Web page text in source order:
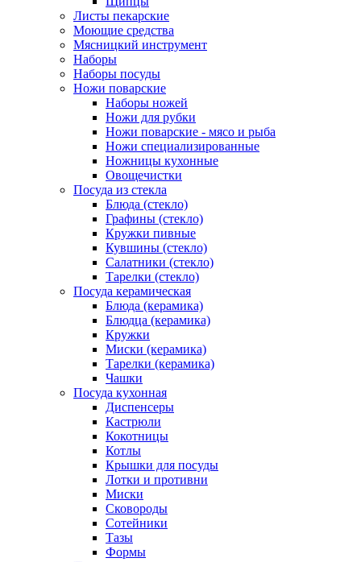
Листы пекарские
Моющие средства
Мясницкий инструмент
Наборы
Наборы посуды
Ножи поварские
Наборы ножей
Ножи для рубки
Ножи поварские - мясо и рыба
Ножи специализированные
Ножницы кухонные
Овощечистки
Посуда из стекла
Блюда (стекло)
Графины (стекло)
Кружки пивные
Кувшины (стекло)
Салатники (стекло)
Тарелки (стекло)
Посуда керамическая
Блюда (керамика)
Блюдца (керамика)
Кружки
Миски (керамика)
Тарелки (керамика)
Чашки
Посуда кухонная
Диспенсеры
Кастрюли
Кокотницы
Котлы
Крышки для посуды
Лотки и противни
Миски
Сковороды
Сотейники
Тазы
Формы